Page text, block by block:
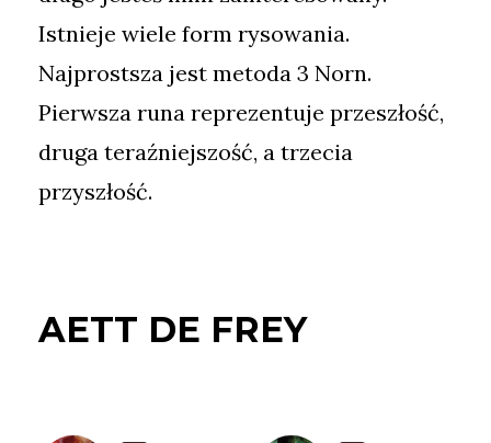
Istnieje wiele form rysowania.
Najprostsza jest metoda 3 Norn.
Pierwsza runa reprezentuje przeszłość,
druga teraźniejszość, a trzecia
przyszłość.
AETT DE FREY